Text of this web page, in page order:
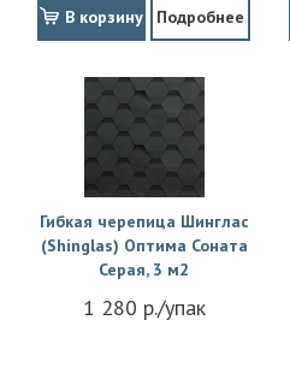
В корзину Подробнее
Гибкая черепица Шинглас
(Shinglas) Оптима Соната
Серая, 3 м2
1 280 р./упак